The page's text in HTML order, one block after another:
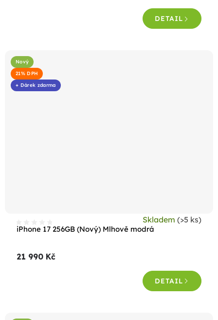
DETAIL
Nový
21% DPH
+ Dárek zdarma
iPhone 17 256GB (Nový) Mlhově modrá
Skladem (>5 ks)
21 990 Kč
DETAIL